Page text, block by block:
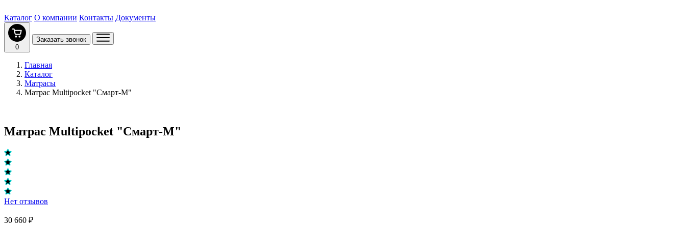
Каталог О компании Контакты Документы
0
Заказать звонок
Главная
Каталог
Матрасы
Матрас Multipocket "Смарт-M"
Матрас Multipocket "Смарт-M"
Нет отзывов
30 660 ₽